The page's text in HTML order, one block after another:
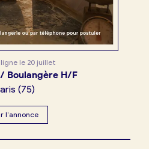
le 20 juillet
Boulangère H/F
(75)
l’annonce